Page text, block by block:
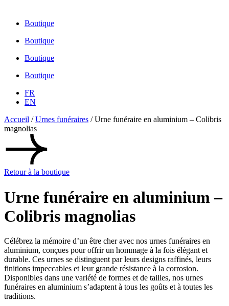
Boutique
Boutique
Boutique
Boutique
FR
EN
Accueil /Urnes funéraires / Urne funéraire en aluminium – Colibris
magnolias
Retour à la boutique
Urne funéraire en aluminium –
Colibris magnolias
Célébrez la mémoire d’un être cher avec nos urnes funéraires en
aluminium, conçues pour offrir un hommage à la fois élégant et
durable. Ces urnes se distinguent par leurs designs raffinés, leurs
finitions impeccables et leur grande résistance à la corrosion.
Disponibles dans une variété de formes et de tailles, nos urnes
funéraires en aluminium s’adaptent à tous les goûts et à toutes les
traditions.